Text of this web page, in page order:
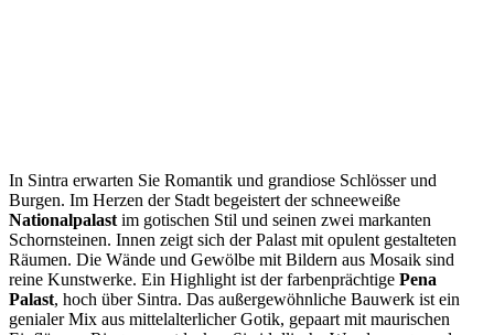
In Sintra erwarten Sie Romantik und grandiose Schlösser und
Burgen. Im Herzen der Stadt begeistert der schneeweiße
Nationalpalast im gotischen Stil und seinen zwei markanten
Schornsteinen. Innen zeigt sich der Palast mit opulent gestalteten
Räumen. Die Wände und Gewölbe mit Bildern aus Mosaik sind
reine Kunstwerke. Ein Highlight ist der farbenprächtige Pena
Palast, hoch über Sintra. Das außergewöhnliche Bauwerk ist ein
genialer Mix aus mittelalterlicher Gotik, gepaart mit maurischen